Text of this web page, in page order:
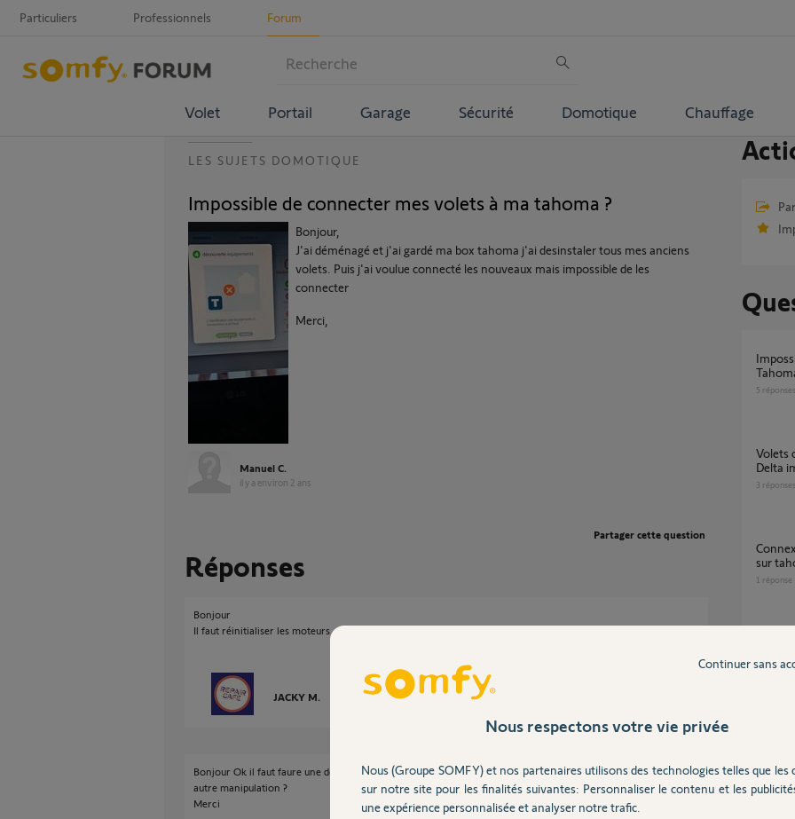
Particuliers Professionnels Forum
Volet Portail Garage Sécurité Domotique Chauffage
LES SUJETS DOMOTIQUE
Impossible de connecter mes volets à ma tahoma ?
Bonjour,
J'ai déménagé et j'ai gardé ma box tahoma j'ai desinstaler tous mes anciens
volets. Puis j'ai voulue connecté les nouveaux mais impossible de les
connecter
Merci,
Manuel C.
il y a environ 2 ans
Partager cette question
Réponses
Bonjour
Il faut réinitialiser les moteurs
JACKY M. il y a environ 2 ans
Bonjour Ok il faut faure une double coupure à chaque moteur sur du io rs100 ou il y a une
autre manipulation ?
Merci
Impossible de connecter mes volets à la Box
5 réponses
Volets connectés précédemment à Freebox
Delta
3 réponses
Connexion impossible volet roulant artus RTS
sur
1 réponse
69
Nous respectons votre vie privée
Nous (Groupe SOMFY) et nos partenaires utilisons des technologies telles que les
sur notre site pour les finalités suivantes: Personnaliser le contenu et les
une expérience personnalisée et analyser notre trafic.
Continuer sans